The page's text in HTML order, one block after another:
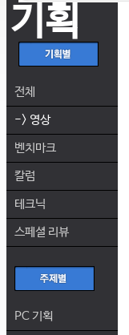
기획
전체
-> 영상
벤치마크
칼럼
테크닉
스페셜 리뷰
PC 기획